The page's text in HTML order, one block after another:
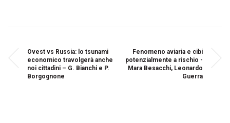
Ovest vs Russia: lo tsunami
economico travolgerà anche
noi cittadini – G. Bianchi e P.
Borgognone
Fenomeno aviaria e cibi
potenzialmente a rischio -
Mara Besacchi, Leonardo
Guerra